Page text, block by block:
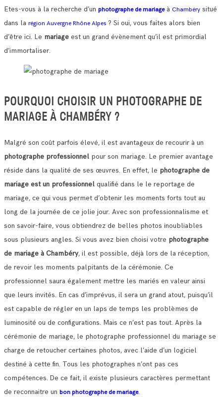
Etes-vous à la recherche d’un photographe de mariageà Chambéry situé
dans la région Auvergne Rhône Alpes ? Si oui, vous faites alors bien
d’être ici. Le mariage est un grand évènement qu’il est primordial
d’immortaliser.
POURQUOI CHOISIR UN PHOTOGRAPHE DE
MARIAGE À CHAMBÉRY ?
Malgré son coût parfois élevé, il est avantageux de recourir à un
photographe professionnel pour son mariage. Le premier avantage
réside dans la qualité de ses œuvres. En effet, le photographe de
mariage est un professionnel qualifié dans le le reportage de
mariage, ce qui vous permet d’obtenir les moments forts tout au
long de la journée de ce jolie jour. Avec son professionnalisme et
son savoir-faire, vous obtiendrez de belles photos inoubliables
sous plusieurs angles. Si vous avez bien choisi votre photographe
de mariage à Chambéry, il est possible, déjà lors de la réception,
de revoir les moments palpitants de la cérémonie. Ce
professionnel saura également mettre les mariés en valeur ainsi
que leurs invités. En cas d’imprévus, il sera un grand atout, puisqu’il
est capable de régler en un laps de temps les problèmes de
luminosité ou de configurations. Mais ce n’est pas tout. Après la
cérémonie de mariage, le photographe professionnel du mariage se
charge de retoucher certaines photos, avec l’aide d’un logiciel
destiné à cette fin. Tous les photographes n’ont pas ces
compétences. De ce fait, il existe plusieurs caractères permettant
de reconnaitre un bon photographe de mariage.